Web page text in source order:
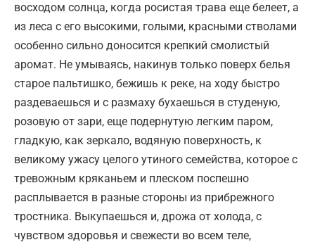
восходом солнца, когда росистая трава еще белеет, а
из леса с его высокими, голыми, красными стволами
особенно сильно доносится крепкий смолистый
аромат. Не умываясь, накинув только поверх белья
старое пальтишко, бежишь к реке, на ходу быстро
раздеваешься и с размаху бухаешься в студеную,
розовую от зари, еще подернутую легким паром,
гладкую, как зеркало, водяную поверхность, к
великому ужасу целого утиного семейства, ко­торое с
тревожным кряканьем и плеском поспешно
расплывается в разные стороны из прибрежного
тростника. Выкупаешься и, дрожа от холода, с
чувством здоровья и свежести во всем теле,